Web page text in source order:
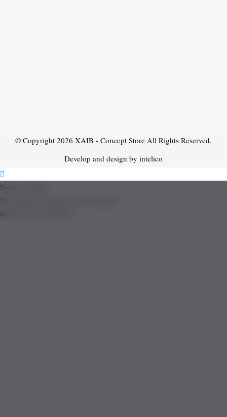
© Copyright 2026 XAIB - Concept Store All Rights Reserved.
Develop and design by intelico
Product added!
The product is already in the wishlist!
Removed from Wishlist